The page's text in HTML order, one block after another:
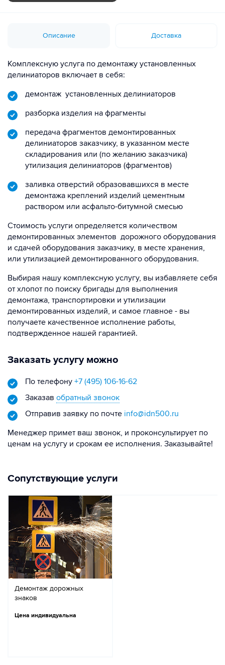
Описание Доставка
Комплексную услуга по демонтажу установленных
делиниаторов включает в себя:
демонтаж установленных делиниаторов
разборка изделия на фрагменты
передача фрагментов демонтированных
делиниаторов заказчику, в указанном месте
складирования или (по желанию заказчика)
утилизация делиниаторов (фрагментов)
заливка отверстий образовавшихся в месте
демонтажа креплений изделий цементным
раствором или асфальто-битумной смесью
Стоимость услуги определяется количеством
демонтированных элементов дорожного оборудования
и сдачей оборудования заказчику, в месте хранения,
или утилизацией демонтированного оборудования.
Выбирая нашу комплексную услугу, вы избавляете себя
от хлопот по поиску бригады для выполнения
демонтажа, транспортировки и утилизации
демонтированных изделий, и самое главное - вы
получаете качественное исполнение работы,
подтвержденное нашей гарантией.
Заказать услугу можно
По телефону +7 (495) 106-16-62
Заказав обратный звонок
Отправив заявку по почте info@idn500.ru
Менеджер примет ваш звонок, и проконсультирует по
ценам на услугу и срокам ее исполнения. Заказывайте!
Сопутствующие услуги
Демонтаж дорожных
знаков
Цена индивидуальна